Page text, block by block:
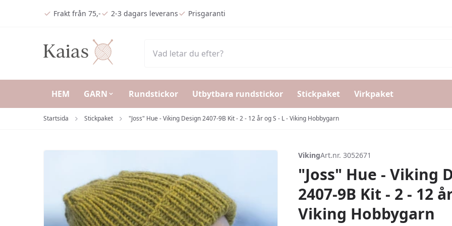
Frakt från 75,- 2-3 dagars leverans Prisgaranti
HEM GARN Rundstickor Utbytbara rundstickor Stickpaket Virkpaket
Startsida Stickpaket "Joss" Hue - Viking Design 2407-9B Kit - 2 - 12 år og S - L - Viking Hobbygarn
VikingArt.nr. 3052671
"Joss" Hue - Viking
2407-9B Kit - 2 - 12
Viking Hobbygarn